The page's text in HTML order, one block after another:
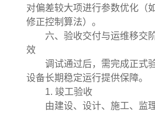
对偏差较大项进行参数优化（
修正控制算法）。
六、验收交付与运维移交
效
调试通过后，需完成正式
设备长期稳定运行提供保障。
1. 竣工验收
由建设、设计、施工、监